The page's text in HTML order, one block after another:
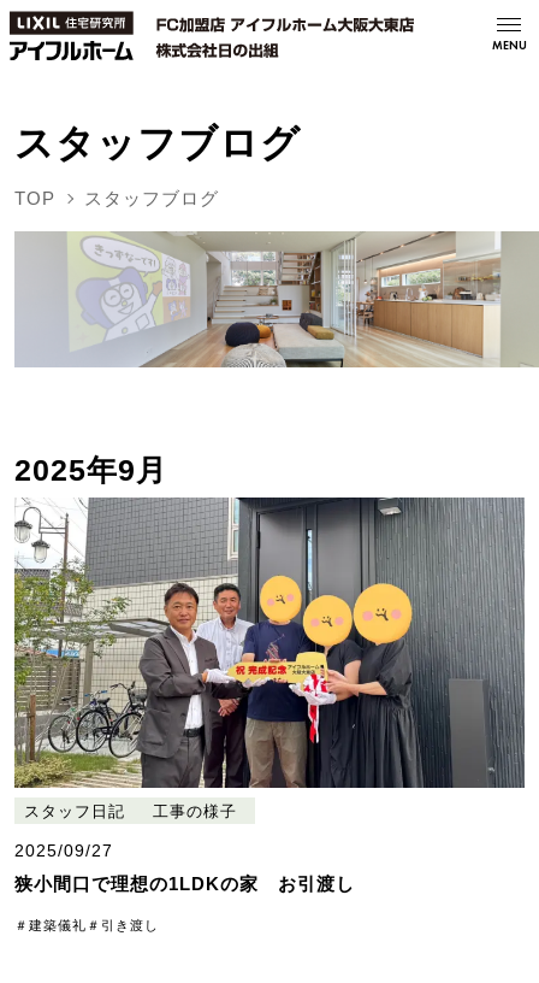
MENU
スタッフブログ
TOP スタッフブログ
2025年9月
スタッフ日記 工事の様子
2025/09/27
狭小間口で理想の1LDKの家 お引渡し
＃建築儀礼 ＃引き渡し